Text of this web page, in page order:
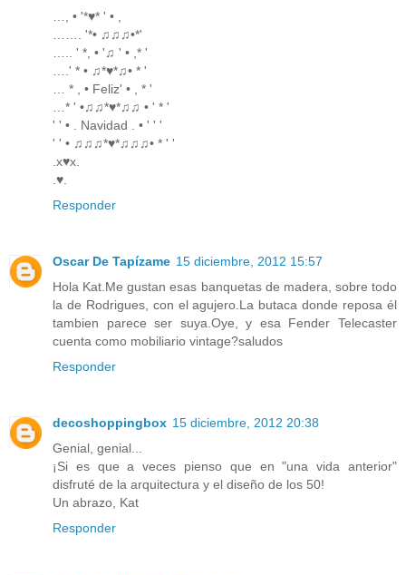
…, • '*♥* ' • ,
……. '*• ♫♫♫•*'
….. ' *, • '♫ ' • ,* '
….' * • ♫*♥*♫• * '
… * , • Feliz' • , * '
…* ' •♫♫*♥*♫♫ • ' * '
' ' • . Navidad . • ' ' '
' ' • ♫♫♫*♥*♫♫♫• * ' '
.x♥x.
.♥.
Responder
Oscar De Tapízame 15 diciembre, 2012 15:57
Hola Kat.Me gustan esas banquetas de madera, sobre todo
la de Rodrigues, con el agujero.La butaca donde reposa él
tambien parece ser suya.Oye, y esa Fender Telecaster
cuenta como mobiliario vintage?saludos
Responder
decoshoppingbox 15 diciembre, 2012 20:38
Genial, genial...
¡Si es que a veces pienso que en "una vida anterior"
disfruté de la arquitectura y el diseño de los 50!
Un abrazo, Kat
Responder